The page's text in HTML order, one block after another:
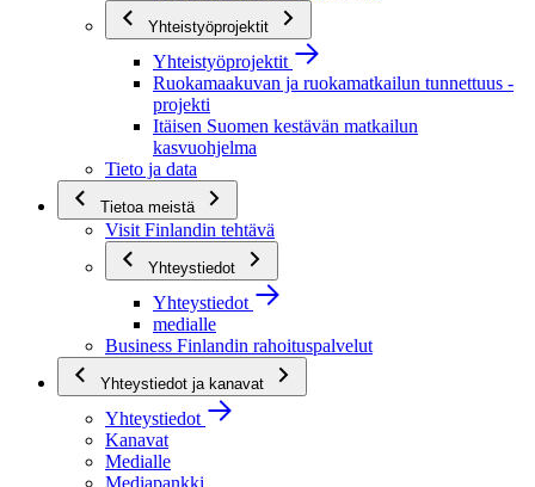
Yhteistyöprojektit
Yhteistyöprojektit
Ruokamaakuvan ja ruokamatkailun tunnettuus -
projekti
Itäisen Suomen kestävän matkailun
kasvuohjelma
Tieto ja data
Tietoa meistä
Visit Finlandin tehtävä
Yhteystiedot
Yhteystiedot
medialle
Business Finlandin rahoituspalvelut
Yhteystiedot ja kanavat
Yhteystiedot
Kanavat
Medialle
Mediapankki